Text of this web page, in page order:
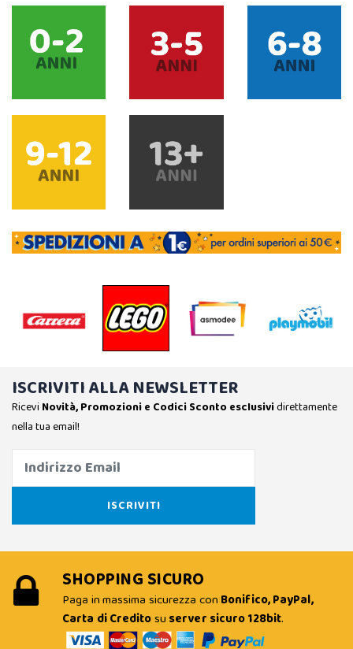
ISCRIVITI ALLA NEWSLETTER
Ricevi Novità, Promozioni e Codici Sconto esclusividirettamente
nella tua email!
SHOPPING SICURO
Paga in massima sicurezza con Bonifico, PayPal,
Carta di Creditosu server sicuro 128bit.